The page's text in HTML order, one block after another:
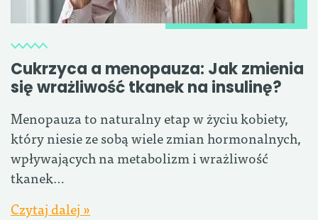
Cukrzyca a menopauza: Jak zmienia
się wrażliwość tkanek na insulinę?
Menopauza to naturalny etap w życiu kobiety,
który niesie ze sobą wiele zmian hormonalnych,
wpływających na metabolizm i wrażliwość
tkanek…
Czytaj dalej »